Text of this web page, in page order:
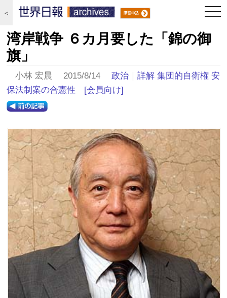
＜
湾岸戦争 ６カ月要した「錦の御
旗」
小林 宏晨 2015/8/14政治 ｜詳解 集団的自衛権 安
保法制案の合憲性
[会員向け]